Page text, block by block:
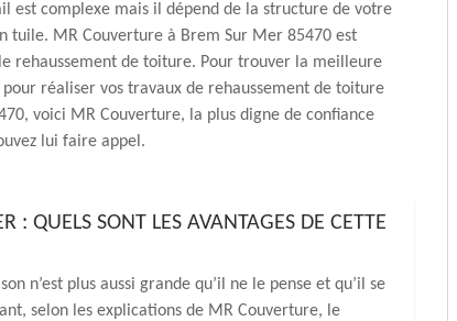
est complexe mais il dépend de la structure de votre
tuile. MR Couverture à Brem Sur Mer 85470 est
rehaussement de toiture. Pour trouver la meilleure
réaliser vos travaux de rehaussement de toiture
voici MR Couverture, la plus digne de confiance
lui faire appel.
QUELS SONT LES AVANTAGES DE CETTE
n’est plus aussi grande qu’il ne le pense et qu’il se
selon les explications de MR Couverture, le